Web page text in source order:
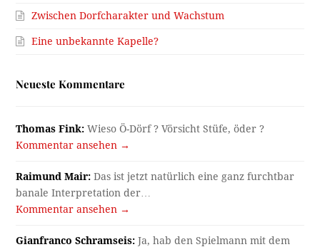
Zwischen Dorfcharakter und Wachstum
Eine unbekannte Kapelle?
Neueste Kommentare
Thomas Fink: Wieso Ö-Dörf ? Vörsicht Stüfe, öder ?
Kommentar ansehen →
Raimund Mair: Das ist jetzt natürlich eine ganz furchtbar
banale Interpretation der…
Kommentar ansehen →
Gianfranco Schramseis: Ja, hab den Spielmann mit dem